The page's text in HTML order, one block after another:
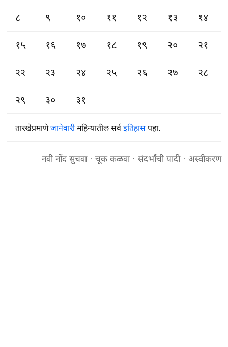
८ ९ १० ११ १२ १३ १४
१५ १६ १७ १८ १९ २० २१
२२ २३ २४ २५ २६ २७ २८
२९ ३० ३१
तारखेप्रमाणेजानेवारीमहिन्यातील सर्वइतिहास पहा.
नवी नोंद सुचवा· चूक कळवा· संदर्भांची यादी· अस्वीकरण